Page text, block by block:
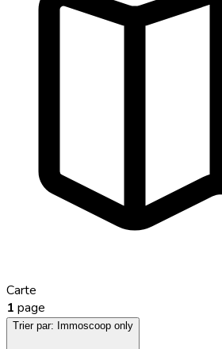
Carte
1 page
Trier par: Immoscoop only